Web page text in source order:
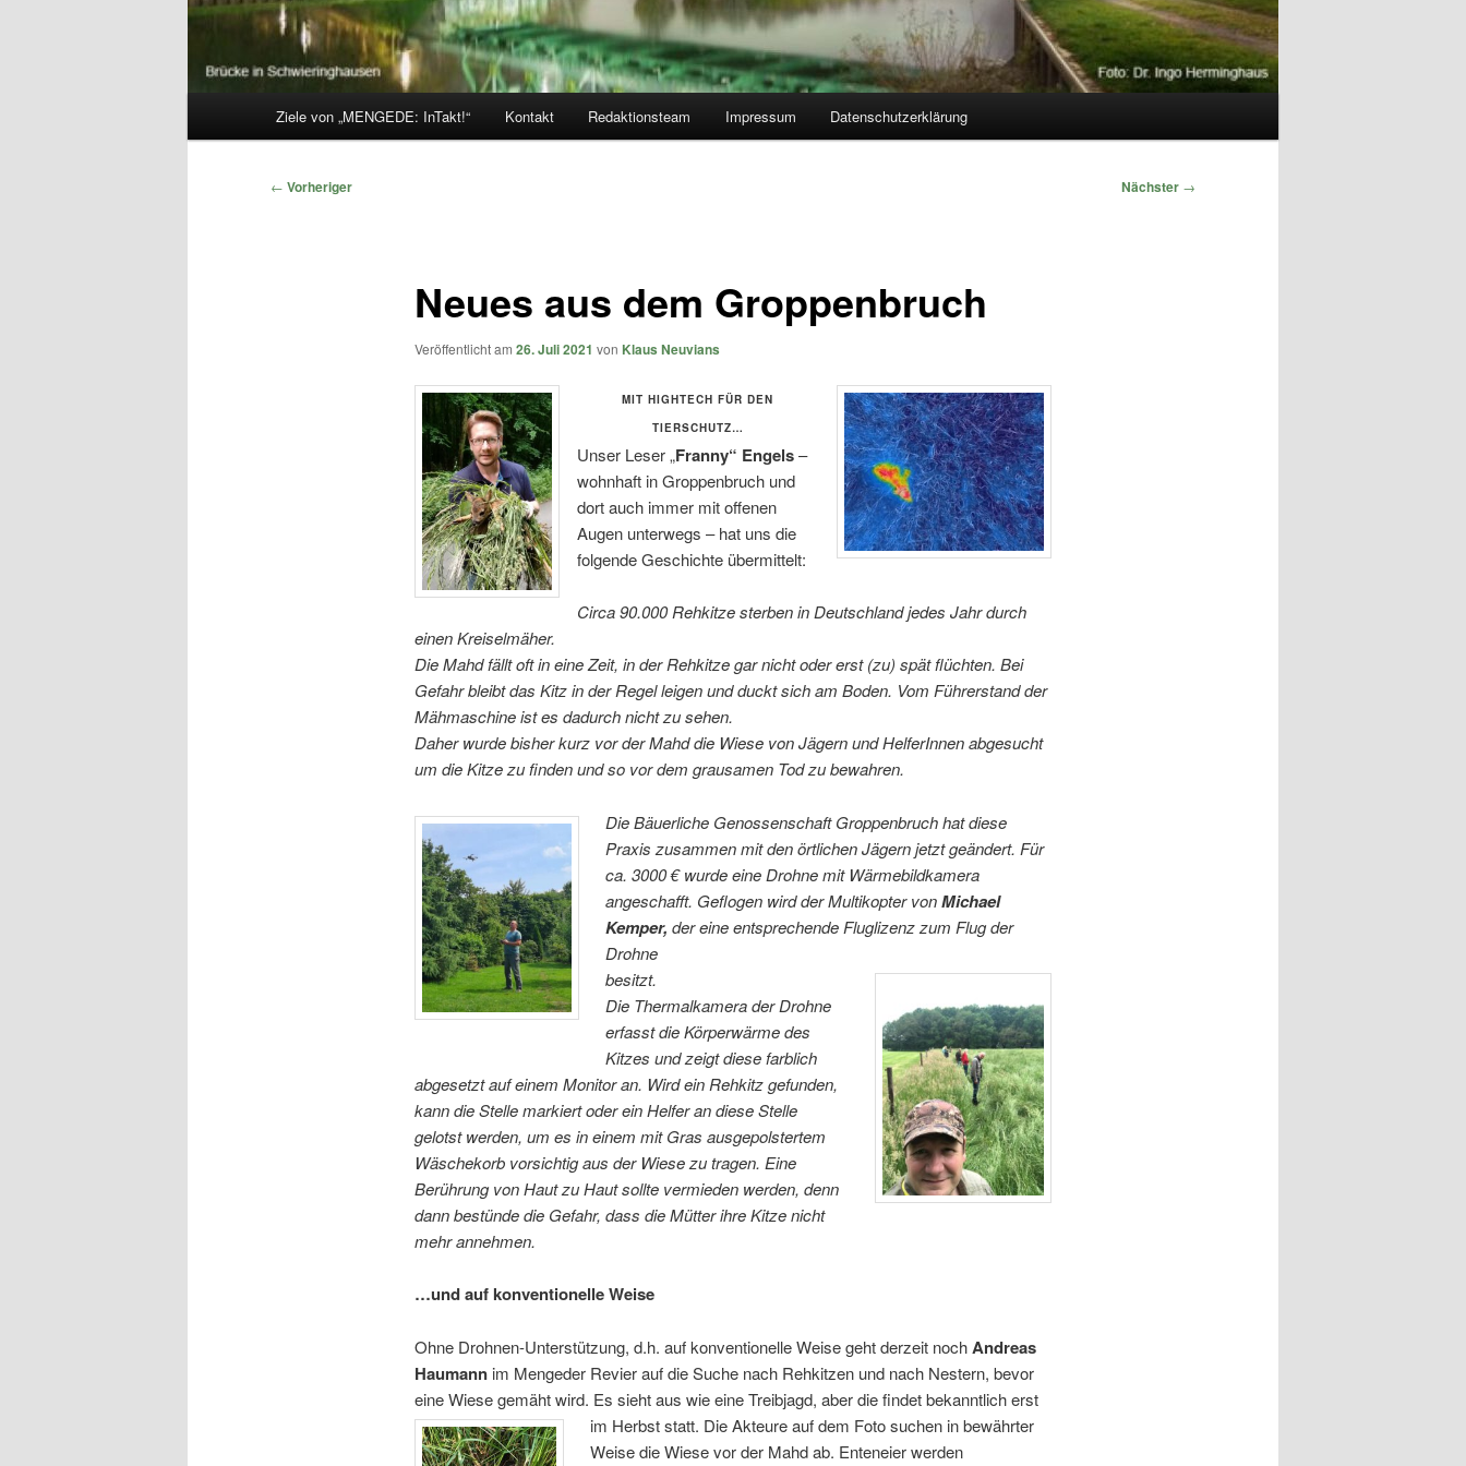
Ziele von „MENGEDE: InTakt!“ Kontakt Redaktionsteam Impressum Datenschutzerklärung
Beitragsnavigation
← Vorheriger Nächster →
Neues aus dem Groppenbruch
Veröffentlicht am 26. Juli 2021 von Klaus Neuvians
MIT HIGHTECH FÜR DEN
TIERSCHUTZ…
Unser Leser „Franny“ Engels–
wohnhaft in Groppenbruch und
dort auch immer mit offenen
Augen unterwegs – hat uns die
folgende Geschichte übermittelt:
Circa 90.000 Rehkitze sterben in Deutschland jedes Jahr durch
einen Kreiselmäher.
Die Mahd fällt oft in eine Zeit, in der Rehkitze gar nicht oder erst (zu) spät flüchten. Bei
Gefahr bleibt das Kitz in der Regel leigen und duckt sich am Boden. Vom Führerstand der
Mähmaschine ist es dadurch nicht zu sehen.
Daher wurde bisher kurz vor der Mahd die Wiese von Jägern und HelferInnen abgesucht
um die Kitze zu finden und so vor dem grausamen Tod zu bewahren.
Die Bäuerliche Genossenschaft Groppenbruch hat diese
Praxis zusammen mit den örtlichen Jägern jetzt geändert. Für
ca. 3000 € wurde eine Drohne mit Wärmebildkamera
angeschafft. Geflogen wird der Multikopter vonMichael
Kemper, der eine entsprechende Fluglizenz zum Flug der
Drohne
besitzt.
Die Thermalkamera der Drohne
erfasst die Körperwärme des
Kitzes und zeigt diese farblich
abgesetzt auf einem Monitor an. Wird ein Rehkitzgefunden,
kann die Stelle markiert oder ein Helfer an diese Stelle
gelotst werden, um es in einem mit Gras ausgepolstertem
Wäschekorb vorsichtig aus der Wiese zu tragen. Eine
Berührung von Haut zu Haut sollte vermieden werden, denn
dann bestünde die Gefahr, dass die Mütter ihre Kitze nicht
mehr annehmen.
…und auf konventionelle Weise
Ohne Drohnen-Unterstützung, d.h. auf konventionelle Weise geht derzeit nochAndreas
Haumannim Mengeder Revier auf die Suche nach Rehkitzen und nach Nestern, bevor
eine Wiese gemäht wird. Es sieht aus wie eine Treibjagd, aber die findet bekanntlich erst
im Herbst statt. Die Akteure auf dem Foto suchen in bewährter
Weise die Wiese vor der Mahd ab. Enteneier werden